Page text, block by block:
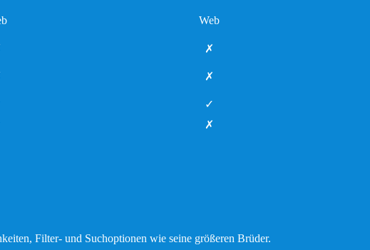
Web
✗
✗
✓
✗
Filter- und Suchoptionen wie seine größeren Brüder.